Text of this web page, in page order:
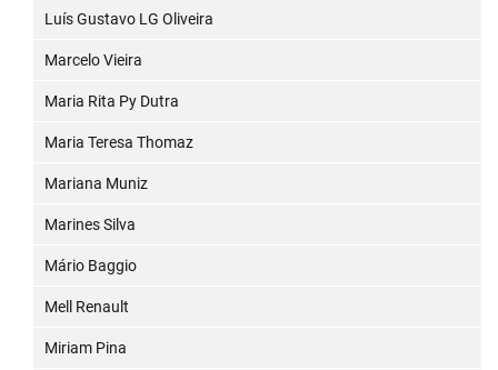
Luís Gustavo LG Oliveira
Marcelo Vieira
Maria Rita Py Dutra
Maria Teresa Thomaz
Mariana Muniz
Marines Silva
Mário Baggio
Mell Renault
Miriam Pina